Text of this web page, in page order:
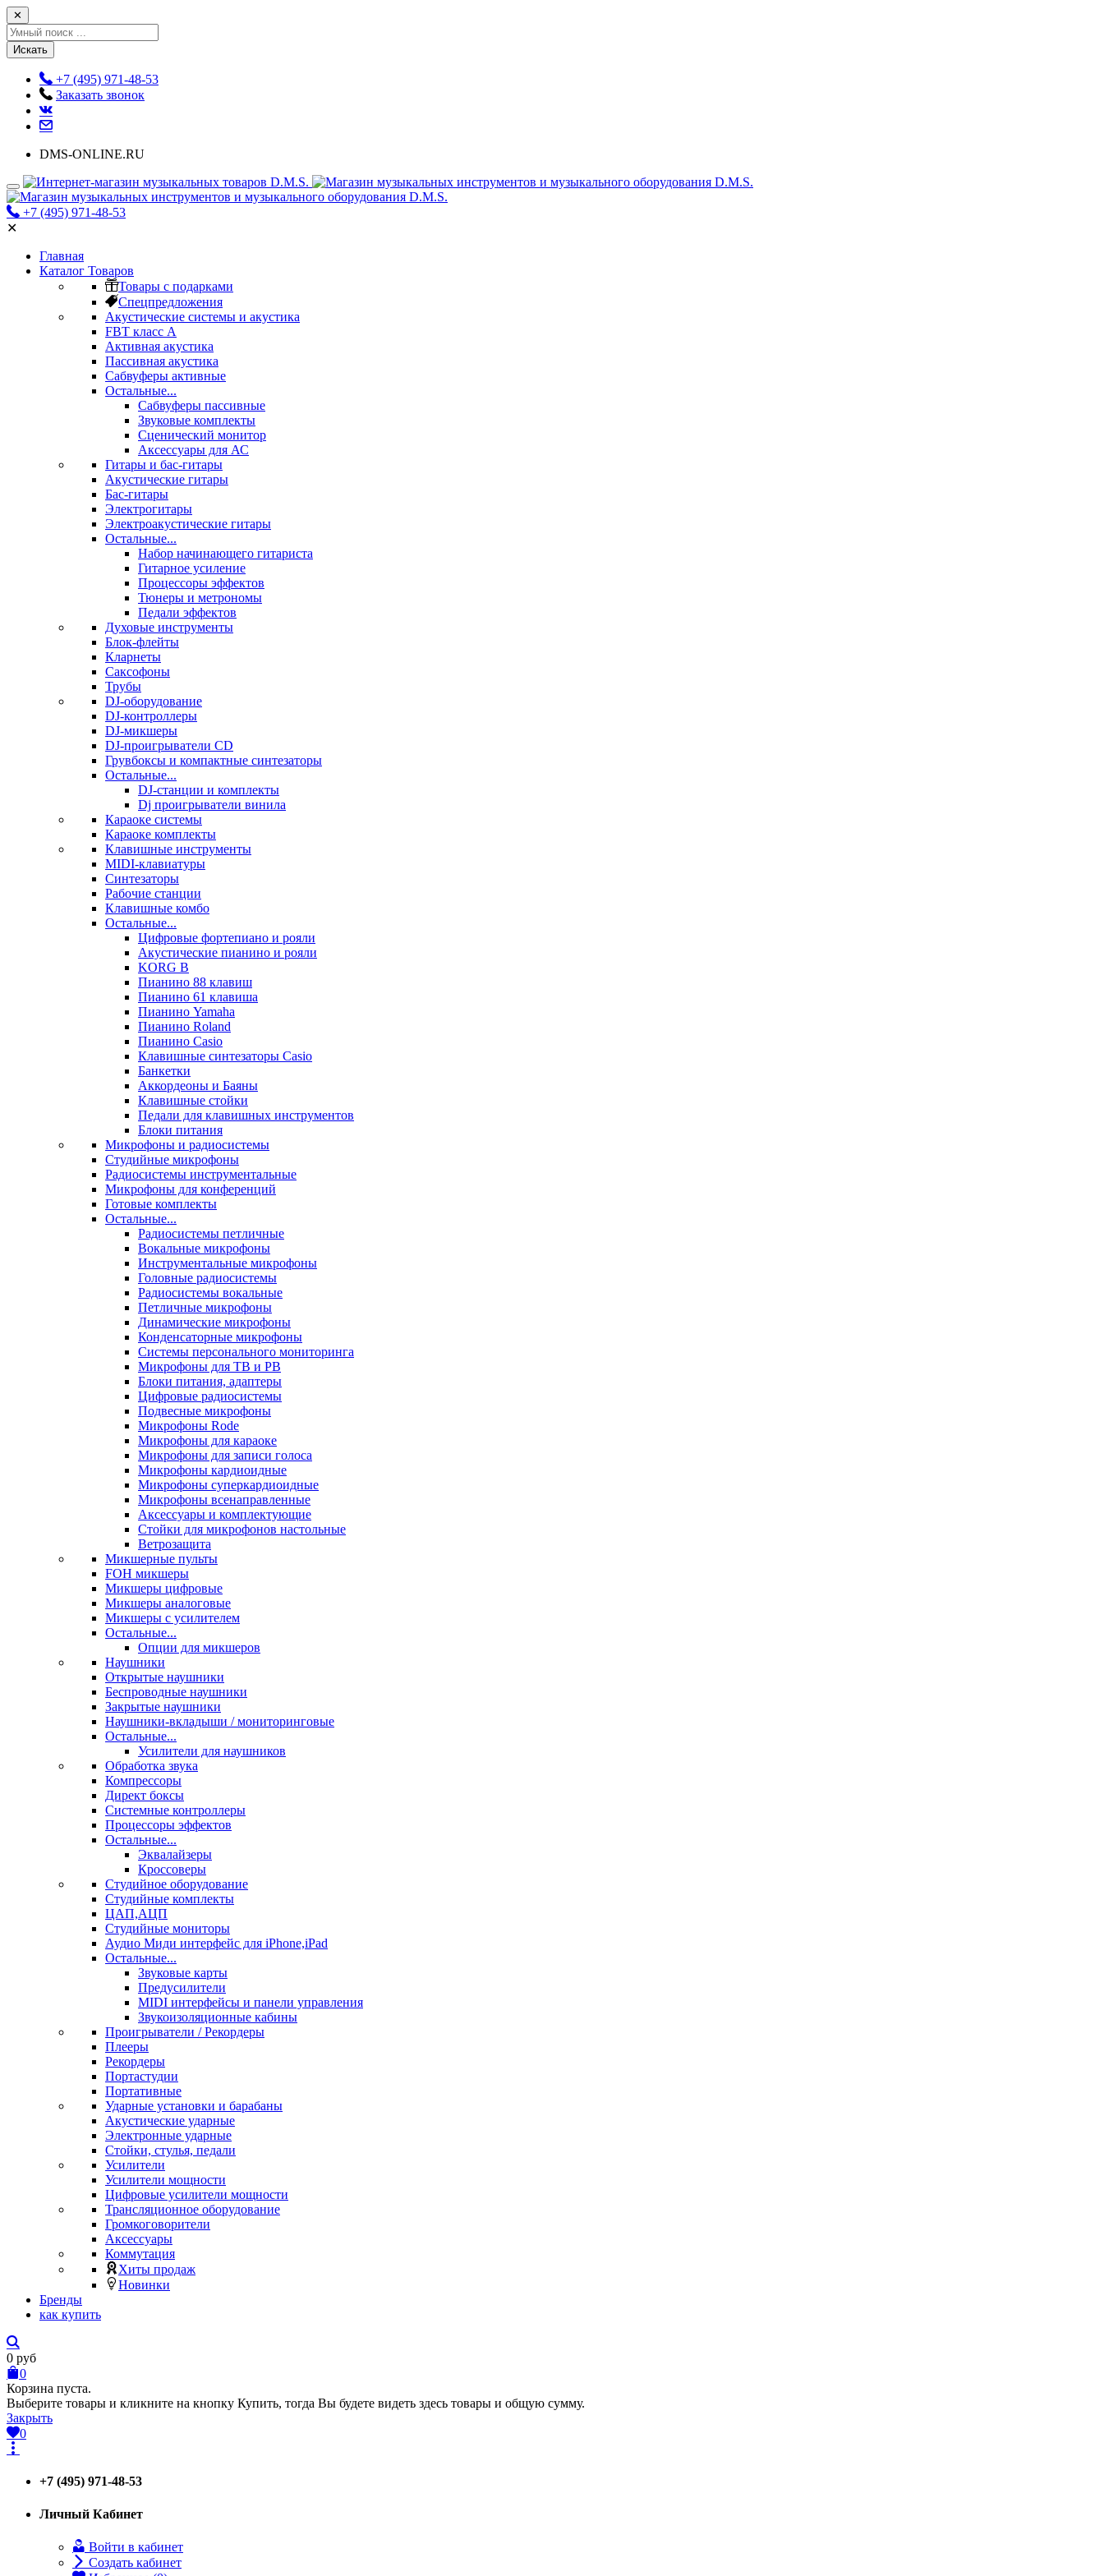
✕
Искать
+7 (495) 971-48-53
Заказать звонок
DMS-ONLINE.RU
+7 (495) 971-48-53
✕
Главная
Каталог Товаров
Товары с подарками
Спецпредложения
Акустические системы и акустика
FBT класс А
Активная акустика
Пассивная акустика
Сабвуферы активные
Остальные...
Сабвуферы пассивные
Звуковые комплекты
Сценический монитор
Аксессуары для АС
Гитары и бас-гитары
Акустические гитары
Бас-гитары
Электрогитары
Электроакустические гитары
Остальные...
Набор начинающего гитариста
Гитарное усиление
Процессоры эффектов
Тюнеры и метрономы
Педали эффектов
Духовые инструменты
Блок-флейты
Кларнеты
Саксофоны
Трубы
DJ-оборудование
DJ-контроллеры
DJ-микшеры
DJ-проигрыватели CD
Грувбоксы и компактные синтезаторы
Остальные...
DJ-станции и комплекты
Dj проигрыватели винила
Караоке системы
Караоке комплекты
Клавишные инструменты
MIDI-клавиатуры
Синтезаторы
Рабочие станции
Клавишные комбо
Остальные...
Цифровые фортепиано и рояли
Акустические пианино и рояли
KORG B
Пианино 88 клавиш
Пианино 61 клавиша
Пианино Yamaha
Пианино Roland
Пианино Casio
Клавишные синтезаторы Casio
Банкетки
Аккордеоны и Баяны
Клавишные стойки
Педали для клавишных инструментов
Блоки питания
Микрофоны и радиосистемы
Студийные микрофоны
Радиосистемы инструментальные
Микрофоны для конференций
Готовые комплекты
Остальные...
Радиосистемы петличные
Вокальные микрофоны
Инструментальные микрофоны
Головные радиосистемы
Радиосистемы вокальные
Петличные микрофоны
Динамические микрофоны
Конденсаторные микрофоны
Системы персонального мониторинга
Микрофоны для ТВ и РВ
Блоки питания, адаптеры
Цифровые радиосистемы
Подвесные микрофоны
Микрофоны Rode
Микрофоны для караоке
Микрофоны для записи голоса
Микрофоны кардиоидные
Микрофоны суперкардиоидные
Микрофоны всенаправленные
Аксессуары и комплектующие
Стойки для микрофонов настольные
Ветрозащита
Микшерные пульты
FOH микшеры
Микшеры цифровые
Микшеры аналоговые
Микшеры с усилителем
Остальные...
Опции для микшеров
Наушники
Открытые наушники
Беспроводные наушники
Закрытые наушники
Наушники-вкладыши / мониторинговые
Остальные...
Усилители для наушников
Обработка звука
Компрессоры
Директ боксы
Системные контроллеры
Процессоры эффектов
Остальные...
Эквалайзеры
Кроссоверы
Студийное оборудование
Студийные комплекты
ЦАП,АЦП
Студийные мониторы
Аудио Миди интерфейс для iPhone,iPad
Остальные...
Звуковые карты
Предусилители
MIDI интерфейсы и панели управления
Звукоизоляционные кабины
Проигрыватели / Рекордеры
Плееры
Рекордеры
Портастудии
Портативные
Ударные установки и барабаны
Акустические ударные
Электронные ударные
Стойки, стулья, педали
Усилители
Усилители мощности
Цифровые усилители мощности
Трансляционное оборудование
Громкоговорители
Аксессуары
Коммутация
Хиты продаж
Новинки
Бренды
как купить
0 руб
0
Корзина пуста.
Выберите товары и кликните на кнопку Купить, тогда Вы будете видеть здесь товары и общую сумму.
Закрыть
0
+7 (495) 971-48-53
Личный Кабинет
Войти в кабинет
Создать кабинет